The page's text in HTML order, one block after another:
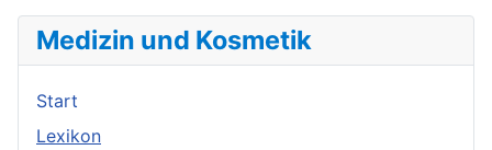
Medizin und Kosmetik
Start
Lexikon